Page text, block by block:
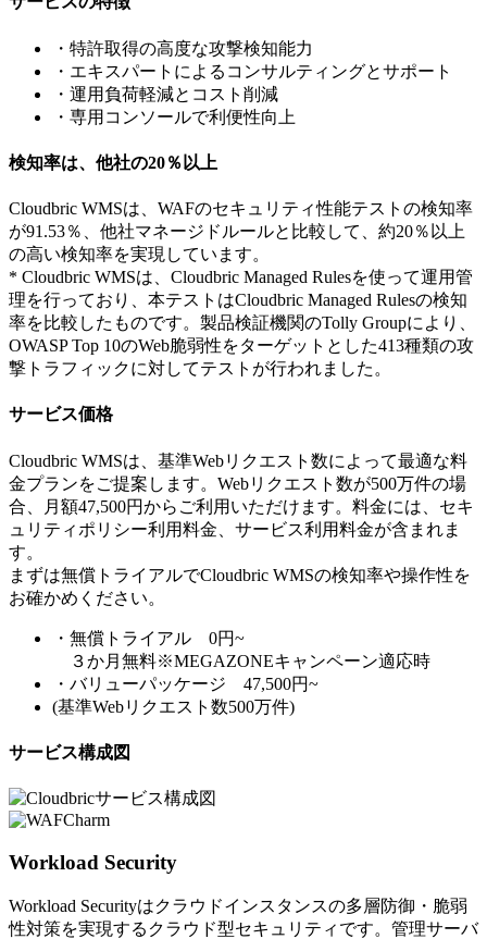
・特許取得の高度な攻撃検知能力
・エキスパートによるコンサルティングとサポート
・運用負荷軽減とコスト削減
・専用コンソールで利便性向上
検知率は、他社の20％以上
Cloudbric WMSは、WAFのセキュリティ性能テストの検知率
が91.53％、他社マネージドルールと比較して、約20％以上
の高い検知率を実現しています。
* Cloudbric WMSは、Cloudbric Managed Rulesを使って運用管
理を行っており、本テストはCloudbric Managed Rulesの検知
率を比較したものです。製品検証機関のTolly Groupにより、
OWASP Top 10のWeb脆弱性をターゲットとした413種類の攻
撃トラフィックに対してテストが行われました。
サービス価格
Cloudbric WMSは、基準Webリクエスト数によって最適な料
金プランをご提案します。Webリクエスト数が500万件の場
合、月額47,500円からご利用いただけます。料金には、セキ
ュリティポリシー利用料金、サービス利用料金が含まれま
す。
まずは無償トライアルでCloudbric WMSの検知率や操作性を
お確かめください。
・無償トライアル 0円~
３か月無料※MEGAZONEキャンペーン適応時
・バリューパッケージ 47,500円~
(基準Webリクエスト数500万件)
サービス構成図
Workload Security
Workload Securityはクラウドインスタンスの多層防御・脆弱
性対策を実現するクラウド型セキュリティです。管理サーバ